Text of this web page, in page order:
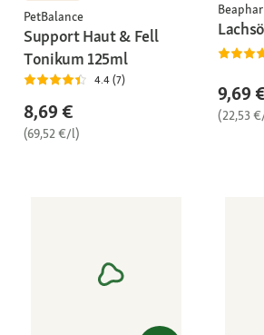
PetBalance
Support Haut & Fell
Tonikum 125ml
4.4 (7)
8,69 €
(69,52 €/l)
Beaphar
9,69
(22,53